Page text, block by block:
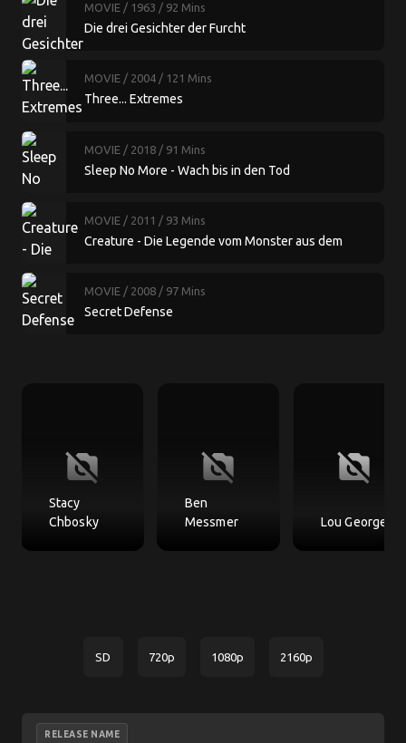
MOVIE / 1963 / 92 Mins
Die drei Gesichter der Furcht
MOVIE / 2004 / 121 Mins
Three... Extremes
MOVIE / 2018 / 91 Mins
Sleep No More - Wach bis in den Tod
MOVIE / 2011 / 93 Mins
Creature - Die Legende vom Monster aus dem
MOVIE / 2008 / 97 Mins
Secret Defense
no_photography
Stacy
Chbosky
no_photography
Ben
Messmer
no_photography
Lou George
SD 720p 1080p 2160p
RELEASE NAME